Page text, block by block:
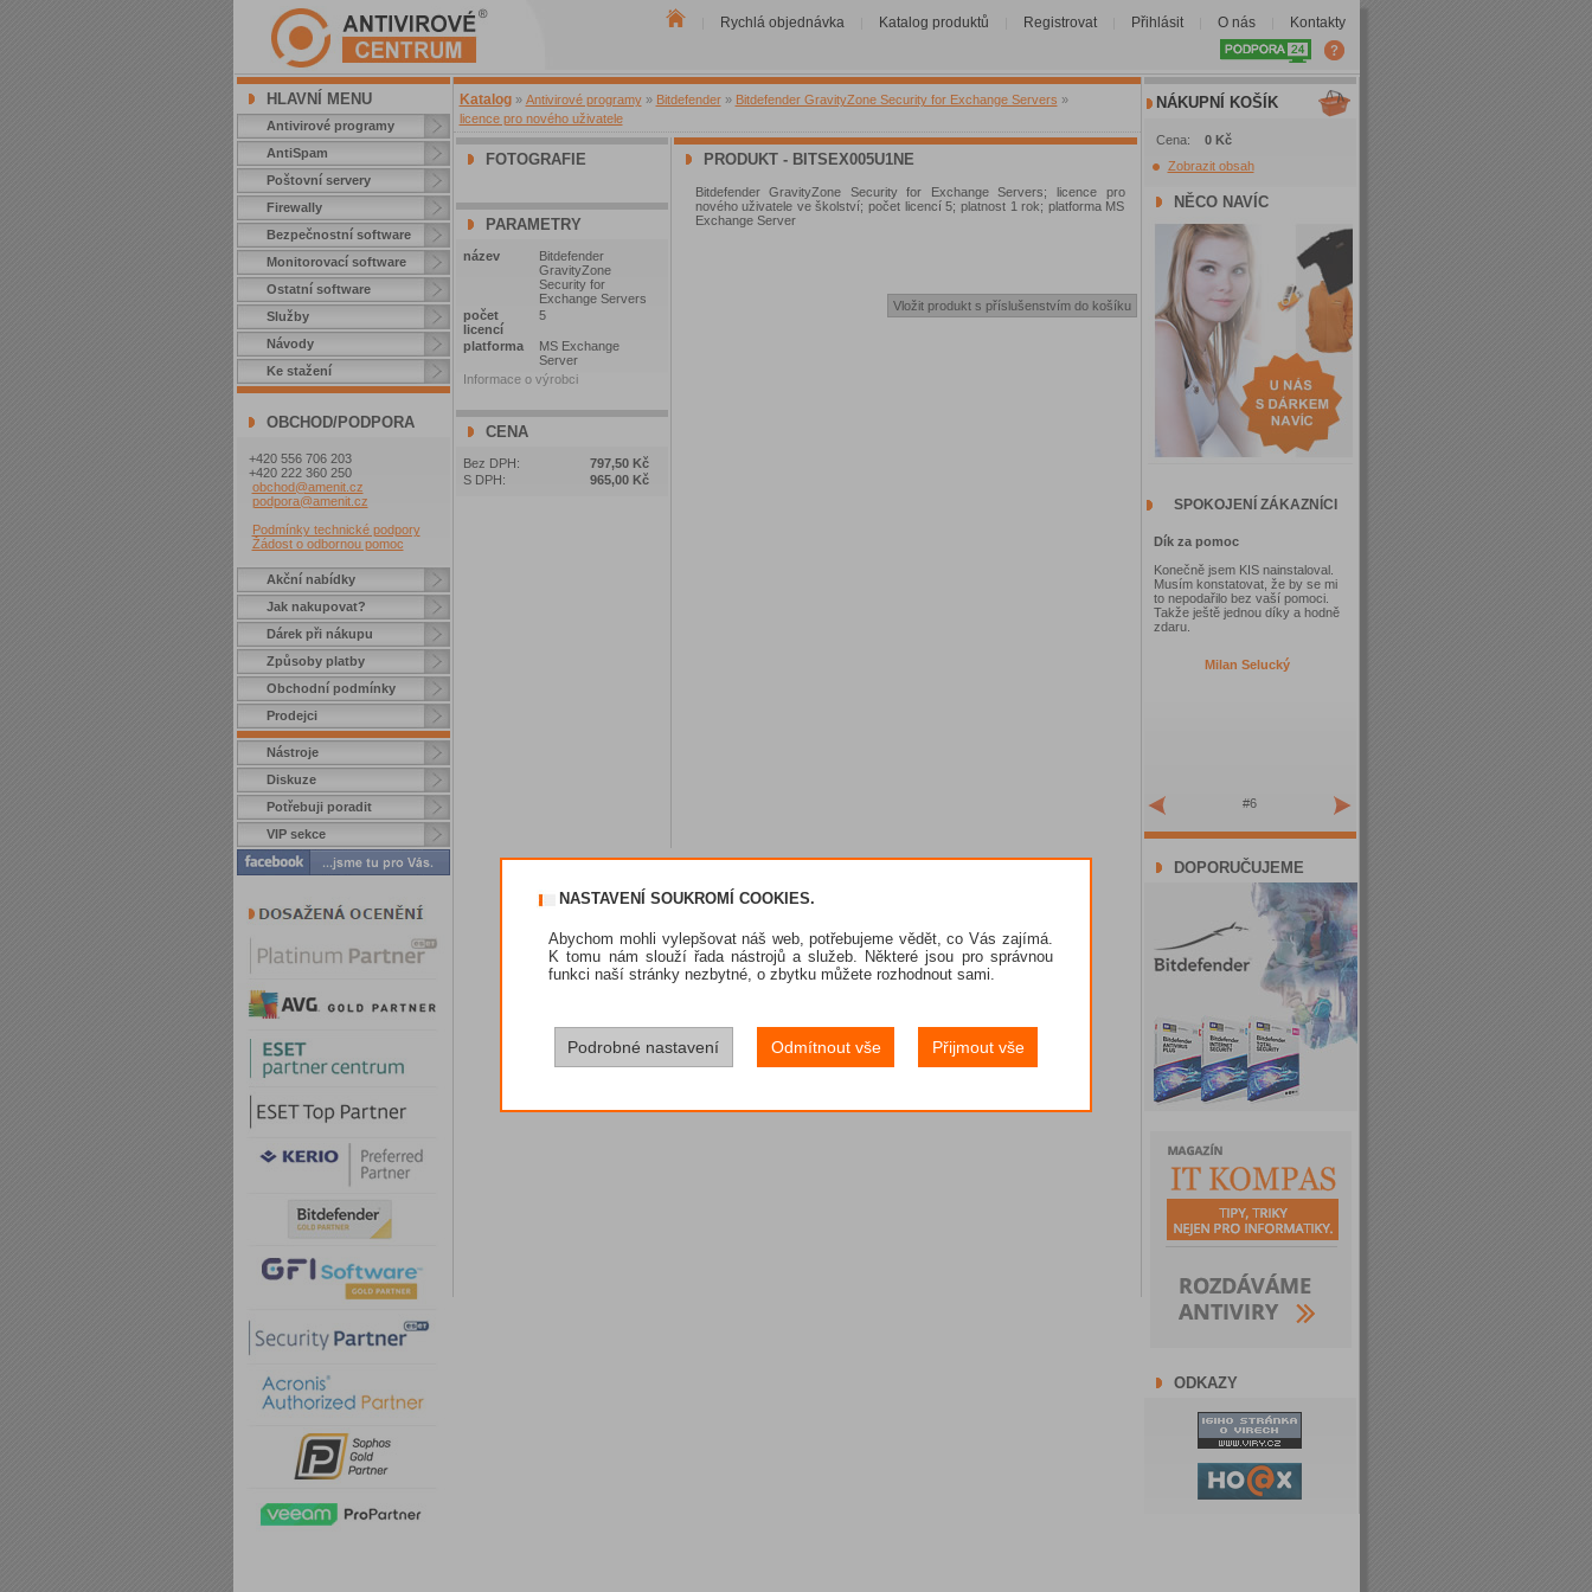
Rychlá objednávka Katalog produktů Registrovat Přihlásit O nás Kontakty
HLAVNÍ MENU
Antivirové programy
AntiSpam
Poštovní servery
Firewally
Bezpečnostní software
Monitorovací software
Ostatní software
Služby
Návody
Ke stažení
OBCHOD/PODPORA
+420 556 706 203
+420 222 360 250
obchod@amenit.cz
podpora@amenit.cz
Podmínky technické podpory
Žádost o odbornou pomoc
Akční nabídky
Jak nakupovat?
Dárek při nákupu
Způsoby platby
Obchodní podmínky
Prodejci
Nástroje
Diskuze
Potřebuji poradit
VIP sekce
Katalog » Antivirové programy » Bitdefender » Bitdefender GravityZone Security for Exchange Servers »
licence pro nového uživatele
FOTOGRAFIE
PARAMETRY
název
Bitdefender
GravityZone
Security for
Exchange Servers
počet
licencí
5
platforma
MS Exchange
Server
Informace o výrobci
CENA
Bez DPH:
797,50 Kč
S DPH:
965,00 Kč
PRODUKT - BITSEX005U1NE
Bitdefender GravityZone Security for Exchange Servers; licence pro
nového uživatele ve školství; počet licencí 5; platnost 1 rok; platforma MS
Exchange Server
NÁKUPNÍ KOŠÍK
Cena: 0 Kč
Zobrazit obsah
NĚCO NAVÍC
SPOKOJENÍ ZÁKAZNÍCI
Dík za pomoc
Konečně jsem KIS nainstaloval.
Musím konstatovat, že by se mi
to nepodařilo bez vaší pomoci.
Takže ještě jednou díky a hodně
zdaru.
Milan Selucký
#6
DOPORUČUJEME
ODKAZY
NASTAVENÍ SOUKROMÍ COOKIES.
Abychom mohli vylepšovat náš web, potřebujeme vědět, co Vás zajímá.
K tomu nám slouží řada nástrojů a služeb. Některé jsou pro správnou
funkci naší stránky nezbytné, o zbytku můžete rozhodnout sami.
Podrobné nastavení Odmítnout vše Přijmout vše